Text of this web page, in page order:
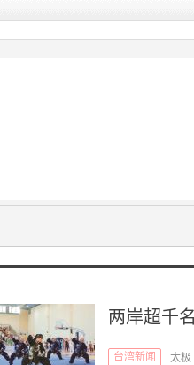
两岸超千
台湾新闻 太极